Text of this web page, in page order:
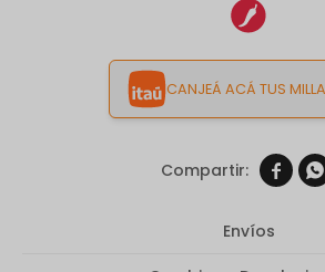
CANJEÁ ACÁ TUS
 
Envíos